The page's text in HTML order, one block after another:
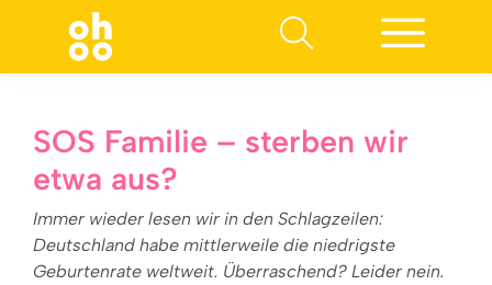
SOS Familie – sterben wir
etwa aus?
Immer wieder lesen wir in den Schlagzeilen:
Deutschland habe mittlerweile die niedrigste
Geburtenrate weltweit. Überraschend? Leider nein.